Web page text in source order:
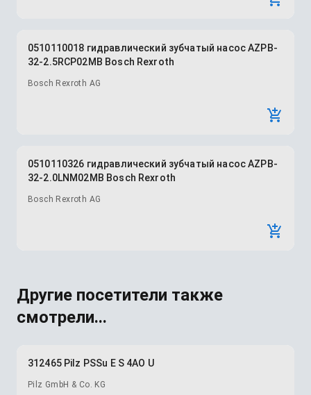
0510110018 гидравлический зубчатый насос AZPB-
32-2.5RCP02MB Bosch Rexroth
Bosch Rexroth AG
0510110326 гидравлический зубчатый насос AZPB-
32-2.0LNM02MB Bosch Rexroth
Bosch Rexroth AG
Другие посетители также
смотрели...
312465 Pilz PSSu E S 4AO U
Pilz GmbH & Co. KG